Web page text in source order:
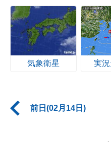
気象衛星 実況
前日(02月14日)